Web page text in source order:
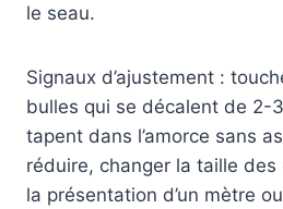
le seau.
Signaux d’ajustement :
bulles qui se décalent de 2-
tapent dans l’amorce sans
réduire, changer la taille
la présentation d’un mètre